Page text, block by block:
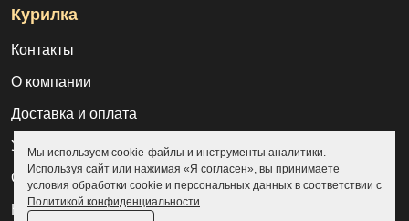
Курилка
Контакты
О компании
Доставка и оплата
Услуги
Отзывы
Новости и статьи
Мы используем cookie-файлы и инструменты аналитики.
Используя сайт или нажимая «Я согласен», вы принимаете
условия обработки cookie и персональных данных в соответствии с
Политикой конфиденциальности.